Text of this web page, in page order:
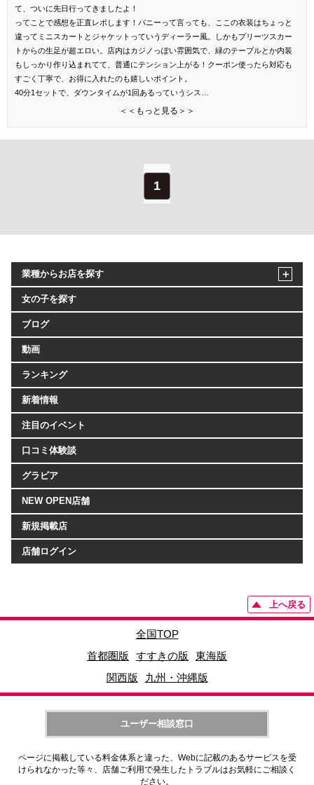
て、ついに先日行ってきましたよ！
ってことで感想を正直レポします！バニーって言っても、ここの衣装はちょっと
違ってミニスカートとジャケットっていうディーラー風。しかもプリーツスカー
トからの生足が超エロい。店内はカジノっぽい雰囲気で、緑のテーブルとか内装
もしっかり作り込まれてて、普通にテンション上がる！クーポン使ったら対応も
すごく丁寧で、お得に入れたのも嬉しいポイント。
40分1セットで、ダウンタイムが1回あるっていうシス…
＜＜もっと見る＞＞
1
業種からお店を探す
女の子を探す
ブログ
動画
ランキング
新着情報
注目のイベント
口コミ体験談
グラビア
NEW OPEN店舗
新規掲載店
店舗ログイン
上へ戻る
全国TOP
首都圏版
すすきの版
東海版
関西版
九州・沖縄版
ユーザー相談窓口
ページに掲載している料金体系と違った、Webに記載のあるサービスを受
けられなかった等々、店舗ご利用で発生したトラブルはお気軽にご相談く
ださい。